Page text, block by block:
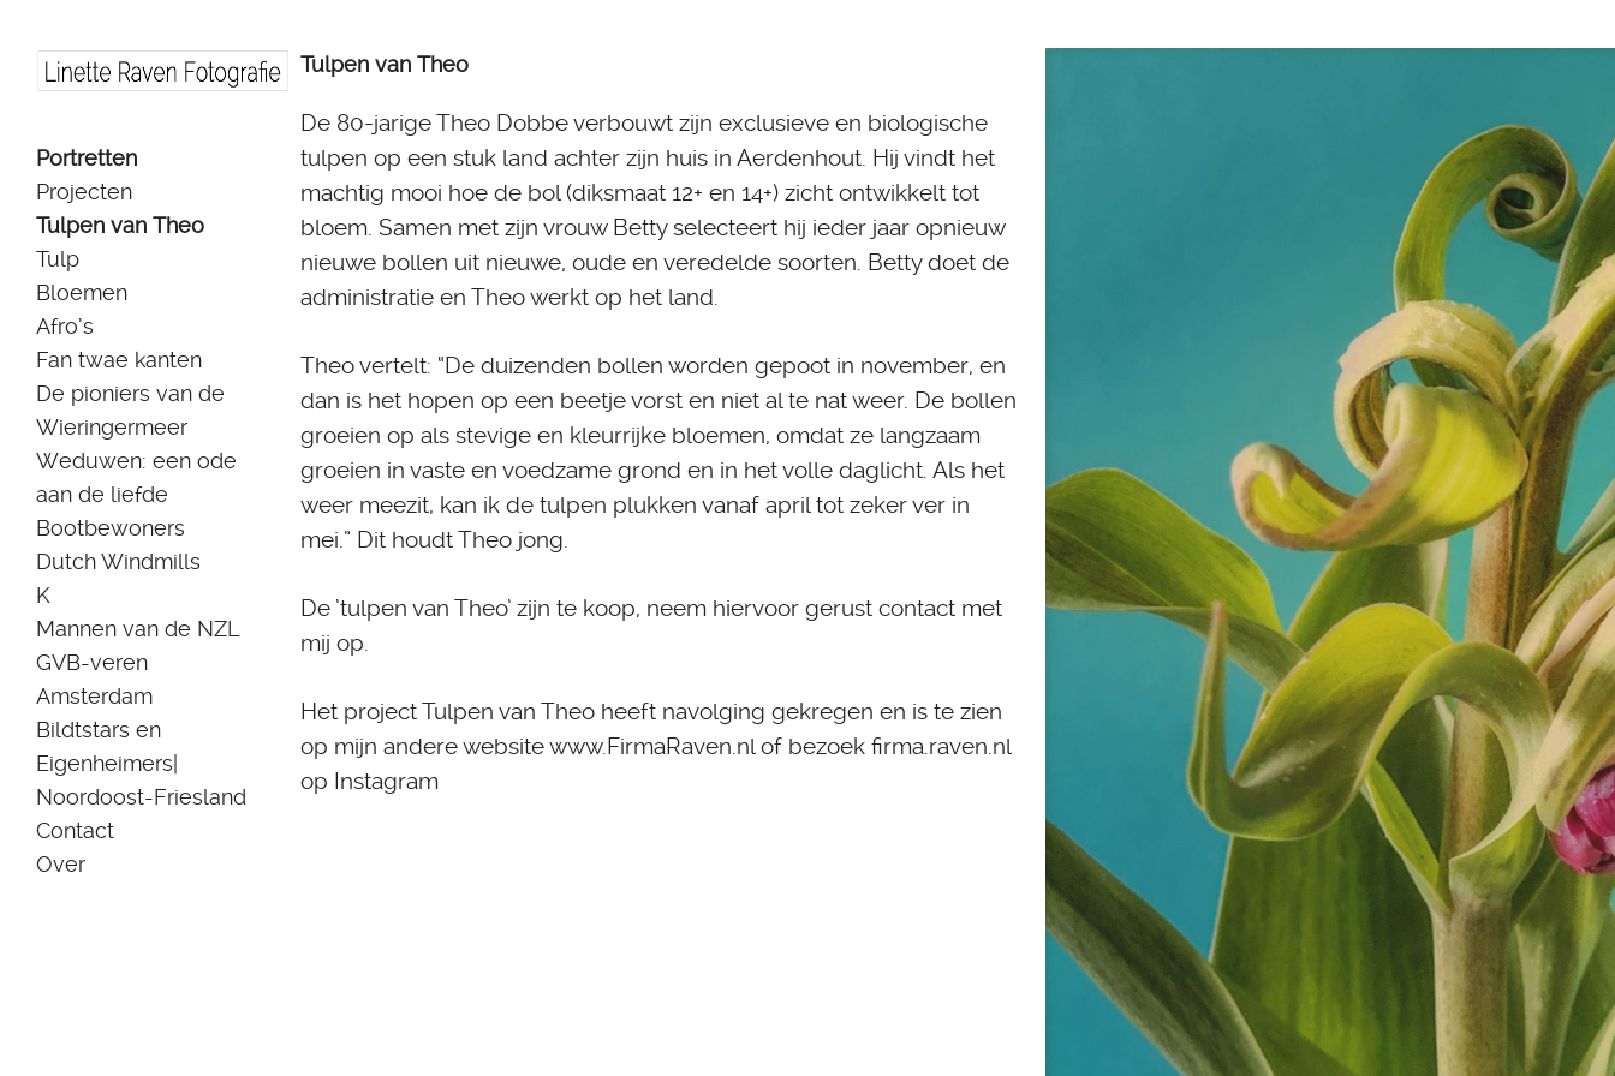
to
content
Portretten
Projecten
Tulpen van Theo
Tulp
Bloemen
Afro’s
Fan twae kanten
De pioniers van de
Wieringermeer
Weduwen: een ode
aan de liefde
Bootbewoners
Dutch Windmills
K
Mannen van de NZL
GVB-veren
Amsterdam
Bildtstars en
Eigenheimers|
Noordoost-Friesland
Contact
Over
Tulpen van Theo
De 80-jarige Theo Dobbe verbouwt zijn exclusieve en biologische
tulpen op een stuk land achter zijn huis in Aerdenhout. Hij vindt het
machtig mooi hoe de bol (diksmaat 12+ en 14+) zicht ontwikkelt tot
bloem. Samen met zijn vrouw Betty selecteert hij ieder jaar opnieuw
nieuwe bollen uit nieuwe, oude en veredelde soorten. Betty doet de
administratie en Theo werkt op het land.
Theo vertelt: “De duizenden bollen worden gepoot in november, en
dan is het hopen op een beetje vorst en niet al te nat weer. De bollen
groeien op als stevige en kleurrijke bloemen, omdat ze langzaam
groeien in vaste en voedzame grond en in het volle daglicht. Als het
weer meezit, kan ik de tulpen plukken vanaf april tot zeker ver in
mei.” Dit houdt Theo jong.
De ’tulpen van Theo’ zijn te koop, neem hiervoor gerust contact met
mij op.
Het project Tulpen van Theo heeft navolging gekregen en is te zien
op mijn andere website www.FirmaRaven.nl of bezoek firma.raven.nl
op Instagram